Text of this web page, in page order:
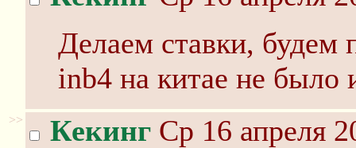
Делаем ставки, будем
inb4 на китае не было
>> Кекинг Ср 16 апреля